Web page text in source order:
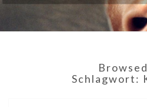
Schlagwort: